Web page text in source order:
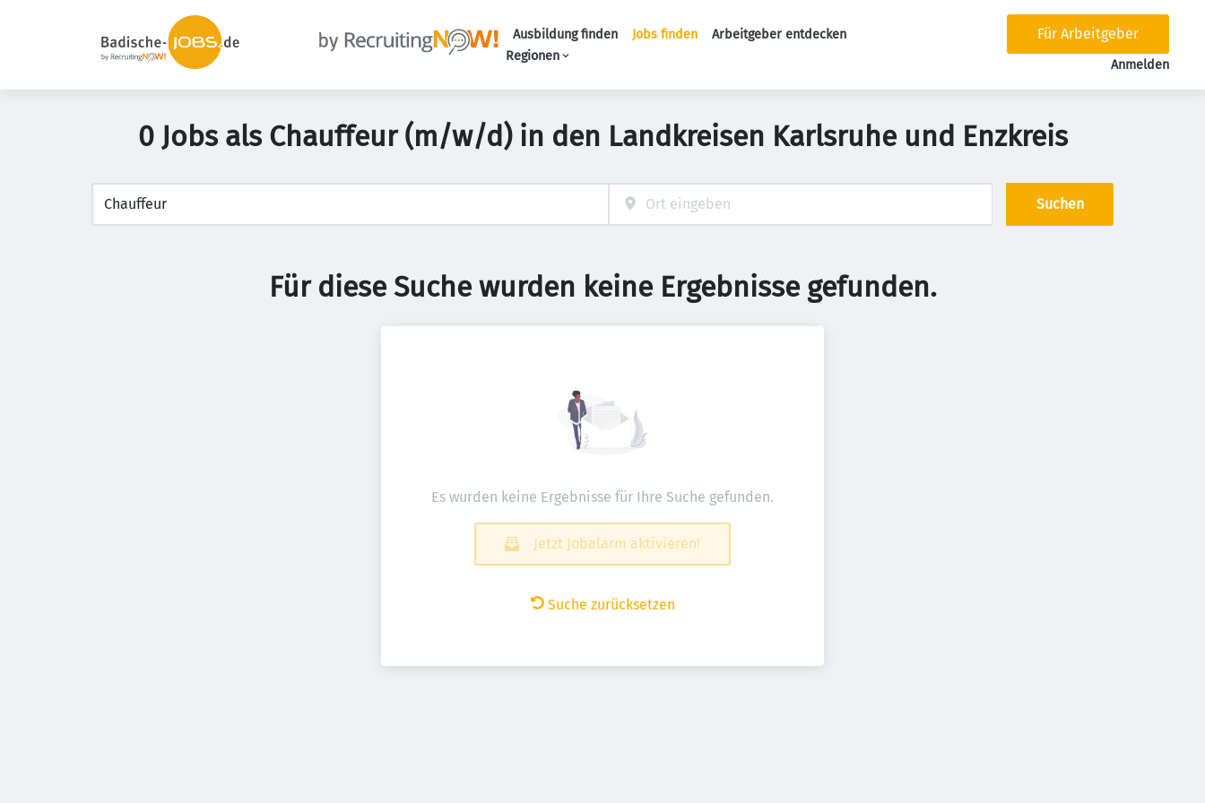
Ausbildung finden Jobs finden
Arbeitgeber entdecken
Regionen
Für Arbeitgeber
Anmelden
0 Jobs als Chauffeur (m/w/d) in den Landkreisen Karlsruhe und Enzkreis
Suchen
Für diese Suche wurden keine Ergebnisse gefunden.
Es wurden keine Ergebnisse für Ihre Suche gefunden.
Jetzt Jobalarm aktivieren!
Suche zurücksetzen